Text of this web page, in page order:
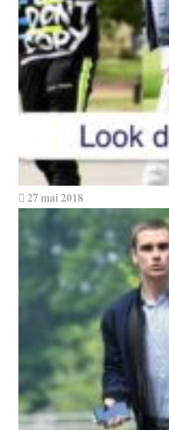
27 mai 2018